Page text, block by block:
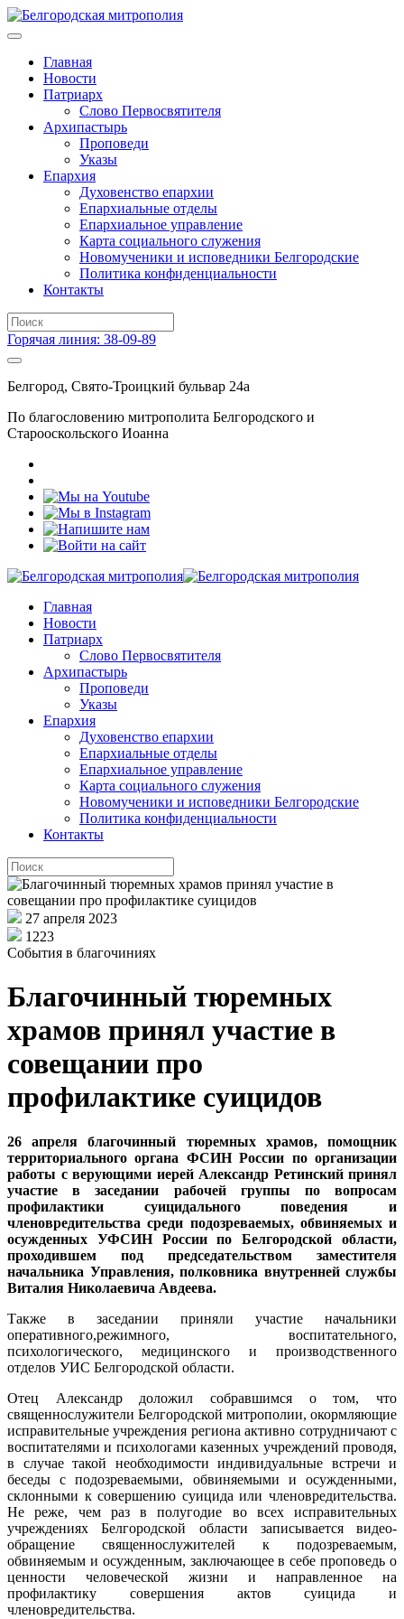
Главная
Новости
Патриарх
Слово Первосвятителя
Архипастырь
Проповеди
Указы
Епархия
Духовенство епархии
Епархиальные отделы
Епархиальное управление
Карта социального служения
Новомученики и исповедники Белгородские
Политика конфиденциальности
Контакты
Горячая линия: 38-09-89
Белгород, Свято-Троицкий бульвар 24а
По благословению митрополита Белгородского и
Старооскольского Иоанна
Главная
Новости
Патриарх
Слово Первосвятителя
Архипастырь
Проповеди
Указы
Епархия
Духовенство епархии
Епархиальные отделы
Епархиальное управление
Карта социального служения
Новомученики и исповедники Белгородские
Политика конфиденциальности
Контакты
27 апреля 2023
1223
События в благочиниях
Благочинный тюремных
храмов принял участие в
совещании про
профилактике суицидов
26 апреля благочинный тюремных храмов, помощник
территориального органа ФСИН России по организации
работы с верующими иерей Александр Ретинский принял
участие в заседании рабочей группы по вопросам
профилактики суицидального поведения и
членовредительства среди подозреваемых, обвиняемых и
осужденных УФСИН России по Белгородской области,
проходившем под председательством заместителя
начальника Управления, полковника внутренней службы
Виталия Николаевича Авдеева.
Также в заседании приняли участие начальники
оперативного,режимного, воспитательного,
психологического, медицинского и производственного
отделов УИС Белгородской области.
Отец Александр доложил собравшимся о том, что
священнослужители Белгородской митрополии, окормляющие
исправительные учреждения региона активно сотрудничают с
воспитателями и психологами казенных учреждений проводя,
в случае такой необходимости индивидуальные встречи и
беседы с подозреваемыми, обвиняемыми и осужденными,
склонными к совершению суицида или членовредительства.
Не реже, чем раз в полугодие во всех исправительных
учреждениях Белгородской области записывается видео-
обращение священнослужителей к подозреваемым,
обвиняемым и осужденным, заключающее в себе проповедь о
ценности человеческой жизни и направленное на
профилактику совершения актов суицида и
членовредительства.